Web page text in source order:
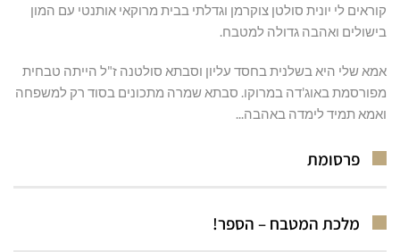
קוראים לי יונית סולטן צוקרמן וגדלתי בבית מרוקאי אותנטי עם המון
בישולים ואהבה גדולה למטבח.
אמא שלי היא בשלנית בחסד עליון וסבתא סולטנה ז"ל הייתה טבחית
מפורסמת באוג'דה במרוקו. סבתא שמרה מתכונים בסוד רק למשפחה
ואמא תמיד לימדה באהבה...
פרסומת
מלכת המטבח – הספר!